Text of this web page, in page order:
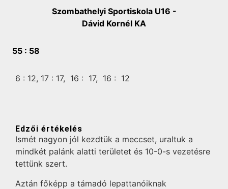
Szombathelyi Sportiskola U16 -
Dávid Kornél KA
55 : 58
6 : 12, 17 : 17, 16 : 17, 16 : 12
Edzői értékelés
Ismét nagyon jól kezdtük a meccset, uraltuk a
mindkét palánk alatti területet és 10-0-s vezetésre
tettünk szert.
Aztán főképp a támadó lepattanóiknak